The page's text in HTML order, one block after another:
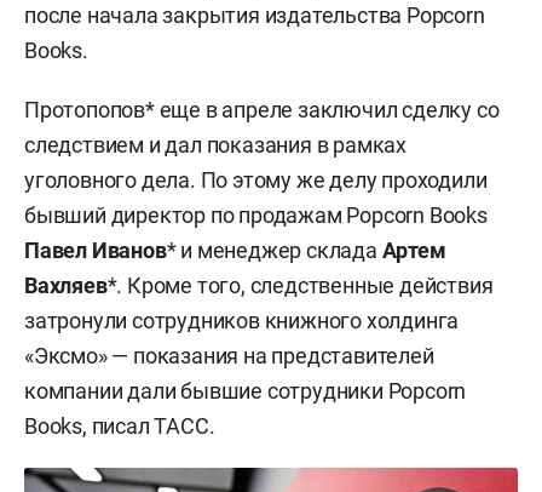
после начала закрытия издательства Popcorn
Books.
Протопопов* еще в апреле заключил сделку со
следствием и дал показания в рамках
уголовного дела. По этому же делу проходили
бывший директор по продажам Popcorn Books
Павел Иванов* и менеджер склада Артем
Вахляев*. Кроме того, следственные действия
затронули сотрудников книжного холдинга
«Эксмо» — показания на представителей
компании дали бывшие сотрудники Popcorn
Books, писал ТАСС.